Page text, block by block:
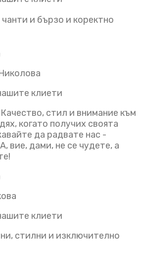
и бързо и коректно
стил и внимание към
когато получих своята
да радвате нас -
вие, дами, не се чудете, а
стилни и изключително